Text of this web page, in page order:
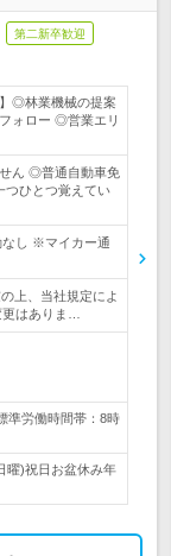
第二新卒歓迎
◎林業機械の提案
ォロー ◎営業エリ
ん ◎普通自動車免
ひとつ覚えてい
し ※マイカー通
上、当社規定によ
はありま…
準労働時間帯：8時
曜)祝日お盆休み年